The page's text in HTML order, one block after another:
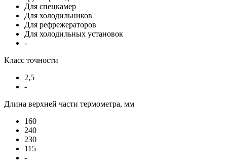
Для спецкамер
Для холодильников
Для рефрежераторов
Для холодильных установок
-
Класс точности
2,5
-
Длина верхней части термометра, мм
160
240
230
115
-